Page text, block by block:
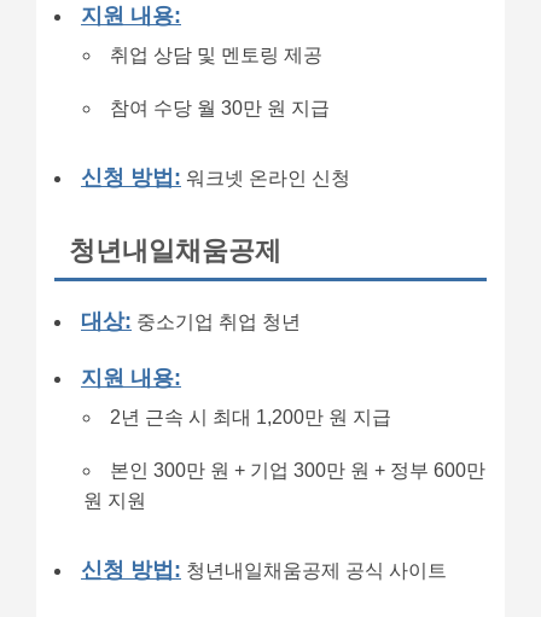
지원 내용:
취업 상담 및 멘토링 제공
참여 수당 월 30만 원 지급
신청 방법: 워크넷 온라인 신청
청년내일채움공제
대상: 중소기업 취업 청년
지원 내용:
2년 근속 시 최대 1,200만 원 지급
본인 300만 원 + 기업 300만 원 + 정부 600만
원 지원
신청 방법: 청년내일채움공제 공식 사이트